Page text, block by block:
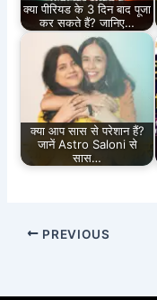
क्या पीरियड के 3 दिन बाद पूजा
कर सकते हैं? जानिए…
क्या आप सास से परेशान हैं?
जानें Astro Saloni से
सास…
PREVIOUS